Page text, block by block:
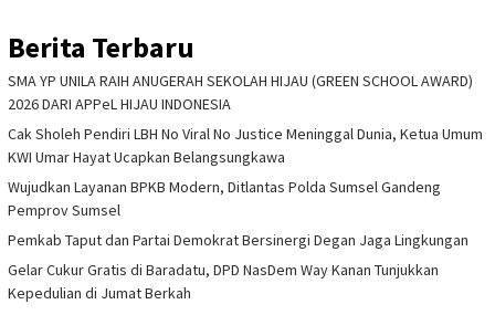
Berita Terbaru
SMA YP UNILA RAIH ANUGERAH SEKOLAH HIJAU (GREEN SCHOOL AWARD)
2026 DARI APPeL HIJAU INDONESIA
Cak Sholeh Pendiri LBH No Viral No Justice Meninggal Dunia, Ketua Umum
KWI Umar Hayat Ucapkan Belangsungkawa
Wujudkan Layanan BPKB Modern, Ditlantas Polda Sumsel Gandeng
Pemprov Sumsel
Pemkab Taput dan Partai Demokrat Bersinergi Degan Jaga Lingkungan
Gelar Cukur Gratis di Baradatu, DPD NasDem Way Kanan Tunjukkan
Kepedulian di Jumat Berkah